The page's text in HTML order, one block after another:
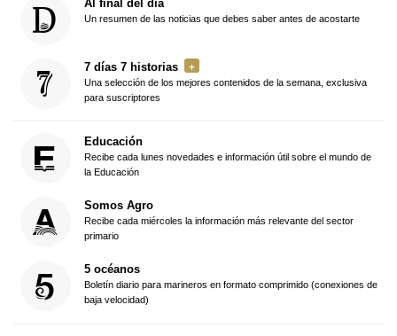
Al final del día
Un resumen de las noticias que debes saber antes de acostarte
7 días 7 historias
Una selección de los mejores contenidos de la semana, exclusiva
para suscriptores
Educación
Recibe cada lunes novedades e información útil sobre el mundo de
la Educación
Somos Agro
Recibe cada miércoles la información más relevante del sector
primario
5 océanos
Boletín diario para marineros en formato comprimido (conexiones de
baja velocidad)